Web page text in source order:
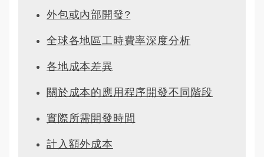
外包或內部開發?
全球各地區工時費率深度分析
各地成本差異
關於成本的應用程序開發不同階段
實際所需開發時間
計入額外成本